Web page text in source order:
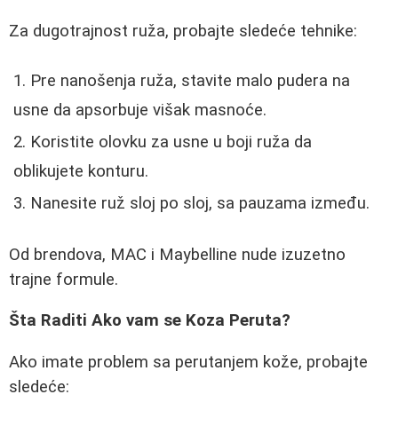
Za dugotrajnost ruža, probajte sledeće tehnike:
Pre nanošenja ruža, stavite malo pudera na
usne da apsorbuje višak masnoće.
Koristite olovku za usne u boji ruža da
oblikujete konturu.
Nanesite ruž sloj po sloj, sa pauzama između.
Od brendova, MAC i Maybelline nude izuzetno
trajne formule.
Šta Raditi Ako vam se Koza Peruta?
Ako imate problem sa perutanjem kože, probajte
sledeće: